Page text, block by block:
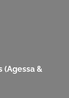
(Agessa &